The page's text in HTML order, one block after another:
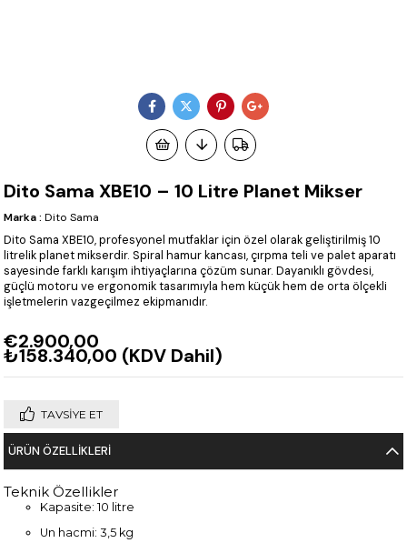
Dito Sama XBE10 – 10 Litre Planet Mikser
Marka : Dito Sama
Dito Sama XBE10, profesyonel mutfaklar için özel olarak geliştirilmiş 10
litrelik planet mikserdir. Spiral hamur kancası, çırpma teli ve palet aparatı
sayesinde farklı karışım ihtiyaçlarına çözüm sunar. Dayanıklı gövdesi,
güçlü motoru ve ergonomik tasarımıyla hem küçük hem de orta ölçekli
işletmelerin vazgeçilmez ekipmanıdır.
€2.900,00
₺158.340,00 (KDV Dahil)
TAVSIYE ET
ÜRÜN ÖZELLIKLERI
Teknik Özellikler
Kapasite: 10 litre
Un hacmi: 3,5 kg